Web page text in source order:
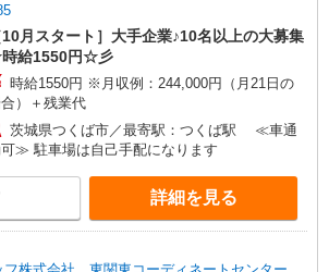
10月スタート］大手企業♪10名以上の大募集
給1550円☆彡
時給1550円 ※月収例：244,000円（月21日の
）＋残業代
茨城県つくば市／最寄駅：つくば駅 ≪車通
≫ 駐車場は自己手配になります
詳細を見る